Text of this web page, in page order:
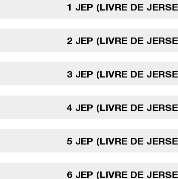
1 JEP (LIVRE DE
2 JEP (LIVRE DE
3 JEP (LIVRE DE
4 JEP (LIVRE DE
5 JEP (LIVRE DE
6 JEP (LIVRE DE